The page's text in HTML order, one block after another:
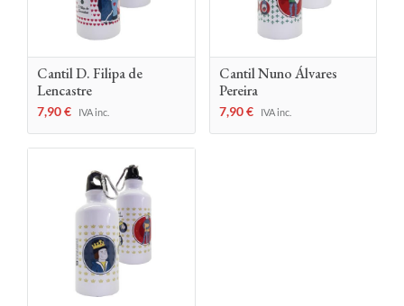
Cantil D. Filipa de
Lencastre
7,90€ IVA inc.
Cantil Nuno Álvares
Pereira
7,90€ IVA inc.